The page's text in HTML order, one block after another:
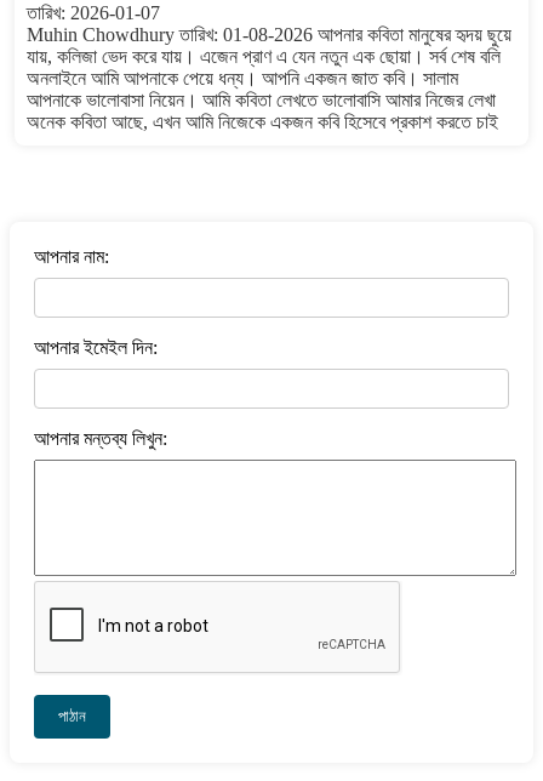
তারিখ: 2026-01-07
Muhin Chowdhury তারিখ: 01-08-2026 আপনার কবিতা মানুষের হৃদয় ছুয়ে
যায়, কলিজা ভেদ করে যায়। এজেন প্রাণ এ যেন নতুন এক ছোয়া। সর্ব শেষ বলি
অনলাইনে আমি আপনাকে পেয়ে ধন্য। আপনি একজন জাত কবি। সালাম
আপনাকে ভালোবাসা নিয়েন। আমি কবিতা লেখতে ভালোবাসি আমার নিজের লেখা
অনেক কবিতা আছে, এখন আমি নিজেকে একজন কবি হিসেবে প্রকাশ করতে চাই
আপনার নাম:
আপনার ইমেইল দিন:
আপনার মন্তব্য লিখুন:
পাঠান